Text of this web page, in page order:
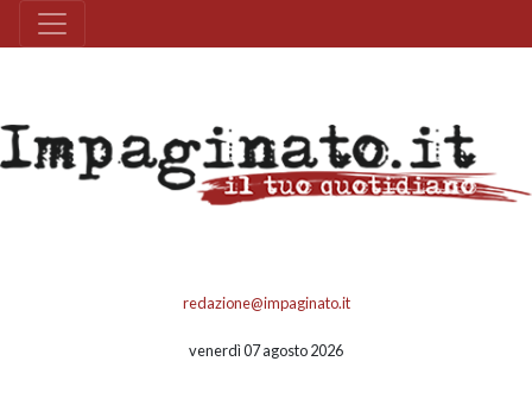
redazione@impaginato.it
venerdì 07 agosto 2026